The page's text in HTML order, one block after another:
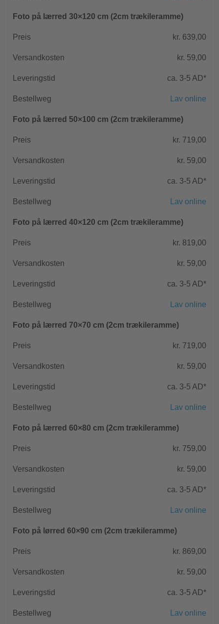
Foto på lærred 30×120 cm (2cm trækileramme)
kr. 639,00
kr. 59,00
ca. 3-5 AD*
Lav online
Foto på lærred 50×100 cm (2cm trækileramme)
kr. 719,00
kr. 59,00
ca. 3-5 AD*
Lav online
Foto på lærred 40×120 cm (2cm trækileramme)
kr. 819,00
kr. 59,00
ca. 3-5 AD*
Lav online
Foto på lærred 70×70 cm (2cm trækileramme)
kr. 719,00
kr. 59,00
ca. 3-5 AD*
Lav online
Foto på lærred 60×80 cm (2cm trækileramme)
kr. 759,00
kr. 59,00
ca. 3-5 AD*
Lav online
Foto på lørred 60×90 cm (2cm trækileramme)
kr. 869,00
kr. 59,00
ca. 3-5 AD*
Lav online